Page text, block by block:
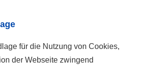
für die Nutzung von Cookies,
der Webseite zwingend